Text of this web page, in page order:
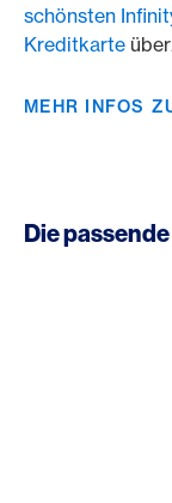
schönsten
Kreditkarte
MEHR INFOS
Die